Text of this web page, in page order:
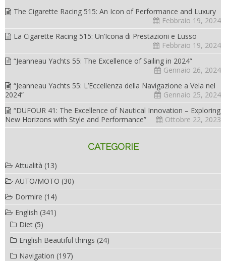
The Cigarette Racing 515: An Icon of Performance and Luxury
Febbraio 19, 2024
La Cigarette Racing 515: Un’Icona di Prestazioni e Lusso
Febbraio 19, 2024
“Jeanneau Yachts 55: The Excellence of Sailing in 2024”
Gennaio 26, 2024
“Jeanneau Yachts 55: L’Eccellenza della Navigazione a Vela nel
2024”
Gennaio 25, 2024
“DUFOUR 41: The Excellence of Nautical Innovation – Exploring
New Horizons with Style and Performance”
Ottobre 22, 2023
CATEGORIE
Attualità (13)
AUTO/MOTO (30)
Dormire (14)
English (341)
Diet (5)
English Beautiful things (24)
Navigation (197)